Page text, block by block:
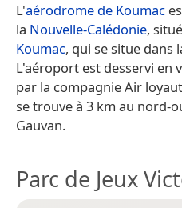
L'aérodrome de Koumac
la Nouvelle-Calédonie,
Koumac, qui se situe dans
L'aéroport est desservi en
par la compagnie Air
se trouve à 3 km au nord-
Gauvan.
Parc de Jeux